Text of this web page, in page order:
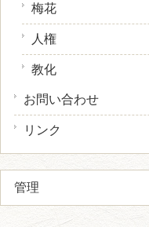
梅花
人権
教化
お問い合わせ
リンク
管理